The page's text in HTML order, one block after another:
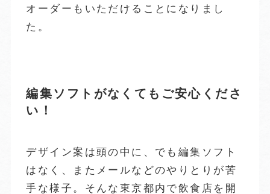
オーダーもいただけることになりまし
た。
編集ソフトがなくてもご安心くださ
い！
デザイン案は頭の中に、でも編集ソフト
はなく、またメールなどのやりとりが苦
手な様子。そんな東京都内で飲食店を開